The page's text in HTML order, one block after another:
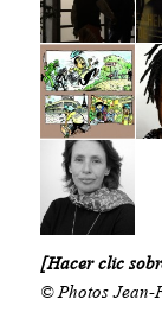
[Hacer clic
© Photos Jean-